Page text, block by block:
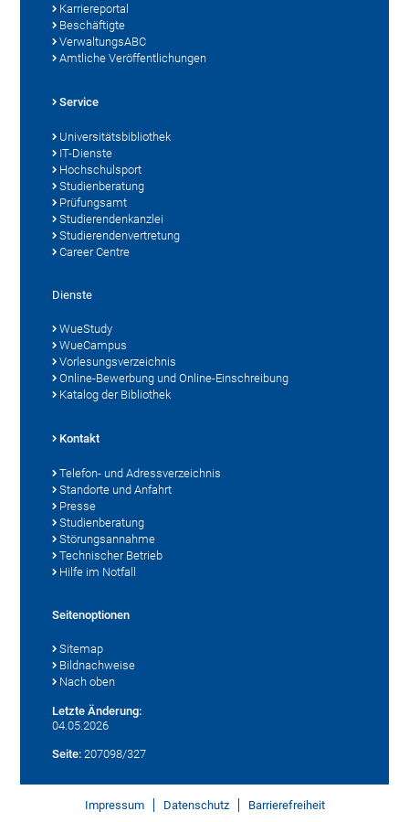
Karriereportal
Beschäftigte
VerwaltungsABC
Amtliche Veröffentlichungen
Service
Universitätsbibliothek
IT-Dienste
Hochschulsport
Studienberatung
Prüfungsamt
Studierendenkanzlei
Studierendenvertretung
Career Centre
Dienste
WueStudy
WueCampus
Vorlesungsverzeichnis
Online-Bewerbung und Online-Einschreibung
Katalog der Bibliothek
Kontakt
Telefon- und Adressverzeichnis
Standorte und Anfahrt
Presse
Studienberatung
Störungsannahme
Technischer Betrieb
Hilfe im Notfall
Seitenoptionen
Sitemap
Bildnachweise
Nach oben
Letzte Änderung:
04.05.2026
Seite: 207098/327
Impressum Datenschutz Barrierefreiheit